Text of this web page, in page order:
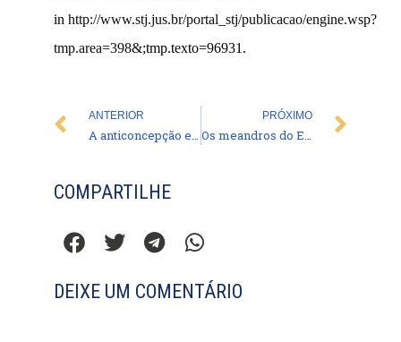
in http://www.stj.jus.br/portal_stj/publicacao/engine.wsp?
tmp.area=398&;tmp.texto=96931.
Prev
ANTERIOR
A anticoncepção em perguntas e respostas
PRÓXIMO
Os meandros do Estatuto do Nascituro
COMPARTILHE
DEIXE UM COMENTÁRIO